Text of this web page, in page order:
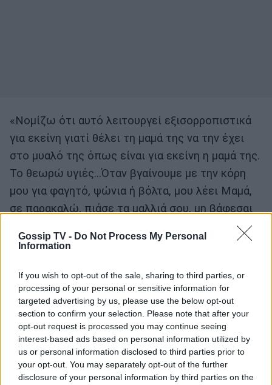
Gossip TV - Do Not Process My Personal
Information
If you wish to opt-out of the sale, sharing to third parties, or
processing of your personal or sensitive information for
targeted advertising by us, please use the below opt-out
section to confirm your selection. Please note that after your
opt-out request is processed you may continue seeing
interest-based ads based on personal information utilized by
us or personal information disclosed to third parties prior to
your opt-out. You may separately opt-out of the further
disclosure of your personal information by third parties on the
«Νομίζω ότι αυτό λειτουργεί εξισορροπιστικά
για εκείνη γιατί θέλει τη μαμά της να την έχει
στο μυαλό της όπως είναι για εκείνη η μαμά της.
Το θεωρώ υγιές...Όταν βγαίνουμε με την κόρη
μου για φαγητό, ψώνια ή βόλτα, μου λέει Μαμά,
σε παρακαλώ, πιάσε τα μαλλιά σου, μη βάφεσαι
γιατί βαριέμαι να μας πιάνουν και να μας μιλάνε.
Θετικό είναι αυτό, όχι κακό. Η Κωνσταντίνα
έχει δίκιο να αισθάνεται λίγο ριγμένη.
Επομένως, καταλαβαίνεις ότι βγάζει μια
επιθετικότητα και λόγω της εφηβείας. Για
παράδειγμα, όταν της ανακοίνωσα ότι θα κάνω
το Ώρα Ελλάδος 05.30, γυρίζει και μου λέει
απαξιωτικά: Και ποιος θα σε βλέπει εκείνη την